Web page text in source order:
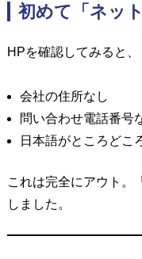
初めて「ネッ
HPを確認してみると、
会社の住所なし
問い合わせ電話番号
日本語がところどこ
これは完全にアウト。
しました。